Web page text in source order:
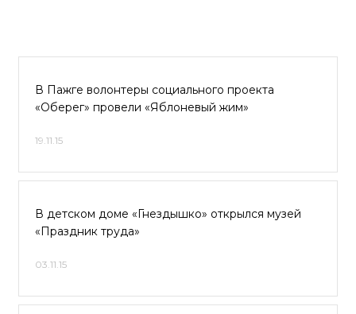
В Пажге волонтеры социального проекта
«Оберег» провели «Яблоневый жим»
19.11.15
В детском доме «Гнездышко» открылся музей
«Праздник труда»
03.11.15